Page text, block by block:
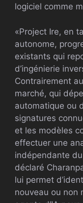
logiciel comme
«Project Ire, en
autonome,
existants qui
d’ingénierie
Contrairement
marché, qui
automatique ou
signatures
et les modèles
effectuer une
indépendante
déclaré
lui permet
nouveau ou non